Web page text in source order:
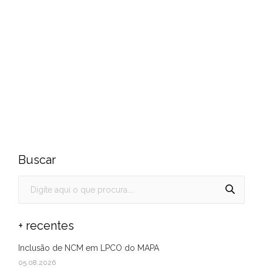
Buscar
+ recentes
Inclusão de NCM em LPCO do MAPA
05.08.2026